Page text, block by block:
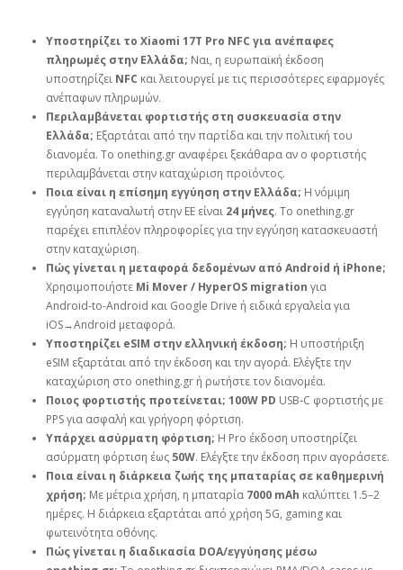
Υποστηρίζει το Xiaomi 17T Pro NFC για ανέπαφες
πληρωμές στην Ελλάδα; Ναι, η ευρωπαϊκή έκδοση
υποστηρίζει NFC και λειτουργεί με τις περισσότερες εφαρμογές
ανέπαφων πληρωμών.
Περιλαμβάνεται φορτιστής στη συσκευασία στην
Ελλάδα; Εξαρτάται από την παρτίδα και την πολιτική του
διανομέα. Το onething.gr αναφέρει ξεκάθαρα αν ο φορτιστής
περιλαμβάνεται στην καταχώριση προϊόντος.
Ποια είναι η επίσημη εγγύηση στην Ελλάδα; Η νόμιμη
εγγύηση καταναλωτή στην ΕΕ είναι 24 μήνες. Το onething.gr
παρέχει επιπλέον πληροφορίες για την εγγύηση κατασκευαστή
στην καταχώριση.
Πώς γίνεται η μεταφορά δεδομένων από Android ή iPhone;
Χρησιμοποιήστε Mi Mover / HyperOS migration για
Android‑to‑Android και Google Drive ή ειδικά εργαλεία για
iOS→Android μεταφορά.
Υποστηρίζει eSIM στην ελληνική έκδοση; Η υποστήριξη
eSIM εξαρτάται από την έκδοση και την αγορά. Ελέγξτε την
καταχώριση στο onething.gr ή ρωτήστε τον διανομέα.
Ποιος φορτιστής προτείνεται; 100W PD USB‑C φορτιστής με
PPS για ασφαλή και γρήγορη φόρτιση.
Υπάρχει ασύρματη φόρτιση; Η Pro έκδοση υποστηρίζει
ασύρματη φόρτιση έως 50W. Ελέγξτε την έκδοση πριν αγοράσετε.
Ποια είναι η διάρκεια ζωής της μπαταρίας σε καθημερινή
χρήση; Με μέτρια χρήση, η μπαταρία 7000 mAh καλύπτει 1.5–2
ημέρες. Η διάρκεια εξαρτάται από χρήση 5G, gaming και
φωτεινότητα οθόνης.
Πώς γίνεται η διαδικασία DOA/εγγύησης μέσω